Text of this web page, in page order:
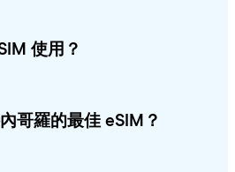
使用？
哥羅的最佳 eSIM？